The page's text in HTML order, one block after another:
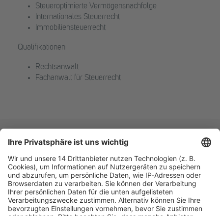
Steueroptimierte Vermögensnachfolge
Internationales Steuerrecht
Immobiliensteuerrecht
Qualifikationen
Rechtsanwalt
Fachanwalt für Steuerrecht
Fachmedien Recht und Wirtschaft